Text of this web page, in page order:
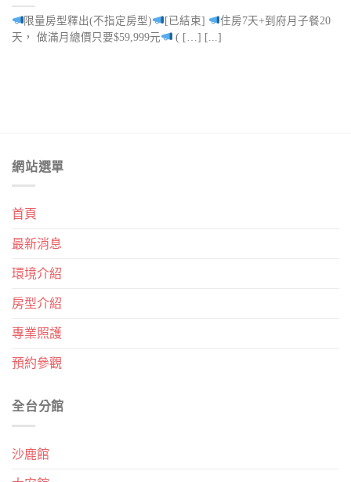
限量房型釋出(不指定房型) [已結束]
住房7天+到府月子餐20
天， 做滿月總價只要$59,999元
( […] [...]
網站選單
首頁
最新消息
環境介紹
房型介紹
專業照護
預約參觀
全台分館
沙鹿館